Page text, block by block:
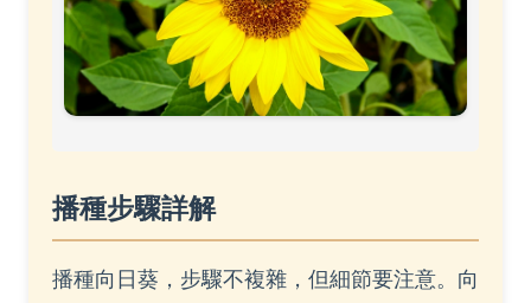
播種步驟詳解
播種向日葵，步驟不複雜，但細節要注意。向